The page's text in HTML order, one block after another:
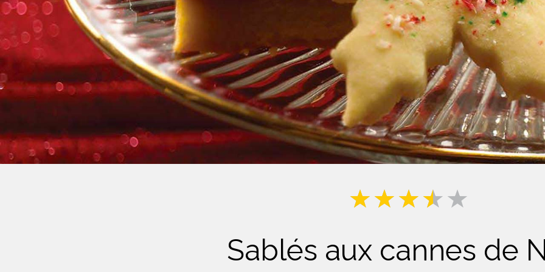
Crème Fouettée Desserts
Boissons
Biscuits
Lait
Yogourt
Sablés aux cannes de